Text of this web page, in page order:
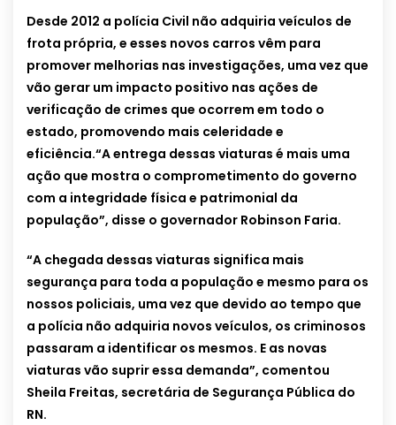
Desde 2012 a polícia Civil não adquiria veículos de
frota própria, e esses novos carros vêm para
promover melhorias nas investigações, uma vez que
vão gerar um impacto positivo nas ações de
verificação de crimes que ocorrem em todo o
estado, promovendo mais celeridade e
eficiência.“A entrega dessas viaturas é mais uma
ação que mostra o comprometimento do governo
com a integridade física e patrimonial da
população”, disse o governador Robinson Faria.
“A chegada dessas viaturas significa mais
segurança para toda a população e mesmo para os
nossos policiais, uma vez que devido ao tempo que
a polícia não adquiria novos veículos, os criminosos
passaram a identificar os mesmos. E as novas
viaturas vão suprir essa demanda”, comentou
Sheila Freitas, secretária de Segurança Pública do
RN.